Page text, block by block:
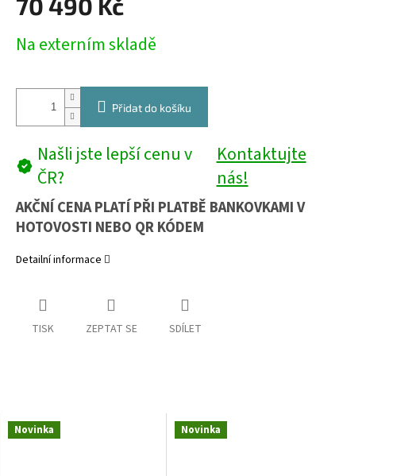
70 490 Kč
cena:
Na externím skladě
Přidat do košíku
Našli jste lepší cenu v
ČR?
Kontaktujte
nás!
AKČNÍ CENA PLATÍ PŘI PLATBĚ BANKOVKAMI V
HOTOVOSTI NEBO QR KÓDEM
Detailní informace
TISK ZEPTAT SE SDÍLET
Novinka Novinka